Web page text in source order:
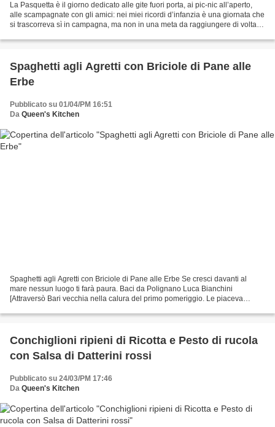
La Pasquetta è il giorno dedicato alle gite fuori porta, ai pic-nic all’aperto,
alle scampagnate con gli amici: nei miei ricordi d’infanzia è una giornata che
si trascorreva sì in campagna, ma non in una meta da raggiungere di volta in
Spaghetti agli Agretti con Briciole di Pane alle
Erbe
Pubblicato su 01/04/PM 16:51
Da Queen's Kitchen
Spaghetti agli Agretti con Briciole di Pane alle Erbe Se cresci davanti al
mare nessun luogo ti farà paura. Baci da Polignano Luca Bianchini
[Attraversò Bari vecchia nella calura del primo pomeriggio. Le piaceva
Conchiglioni ripieni di Ricotta e Pesto di rucola
con Salsa di Datterini rossi
Pubblicato su 24/03/PM 17:46
Da Queen's Kitchen